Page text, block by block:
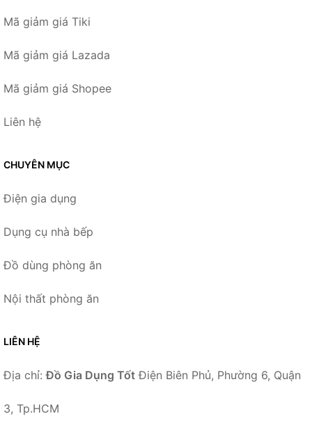
Mã giảm giá Tiki
Mã giảm giá Lazada
Mã giảm giá Shopee
Liên hệ
CHUYÊN MỤC
Điện gia dụng
Dụng cụ nhà bếp
Đồ dùng phòng ăn
Nội thất phòng ăn
LIÊN HỆ
Địa chỉ:Đồ Gia Dụng Tốt Điện Biên Phủ, Phường 6, Quận
3, Tp.HCM